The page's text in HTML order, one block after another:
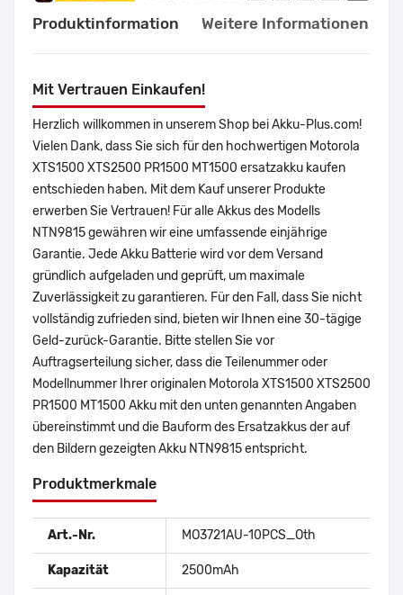
Produktinformation Weitere Informationen
Mit Vertrauen Einkaufen!
Herzlich willkommen in unserem Shop bei Akku-Plus.com!
Vielen Dank, dass Sie sich für den hochwertigen Motorola
XTS1500 XTS2500 PR1500 MT1500 ersatzakku kaufen
entschieden haben. Mit dem Kauf unserer Produkte
erwerben Sie Vertrauen! Für alle Akkus des Modells
NTN9815 gewähren wir eine umfassende einjährige
Garantie. Jede Akku Batterie wird vor dem Versand
gründlich aufgeladen und geprüft, um maximale
Zuverlässigkeit zu garantieren. Für den Fall, dass Sie nicht
vollständig zufrieden sind, bieten wir Ihnen eine 30-tägige
Geld-zurück-Garantie. Bitte stellen Sie vor
Auftragserteilung sicher, dass die Teilenummer oder
Modellnummer Ihrer originalen Motorola XTS1500 XTS2500
PR1500 MT1500 Akku mit den unten genannten Angaben
übereinstimmt und die Bauform des Ersatzakkus der auf
den Bildern gezeigten Akku NTN9815 entspricht.
Produktmerkmale
Art.-Nr. MO3721AU-10PCS_Oth
Kapazität 2500mAh